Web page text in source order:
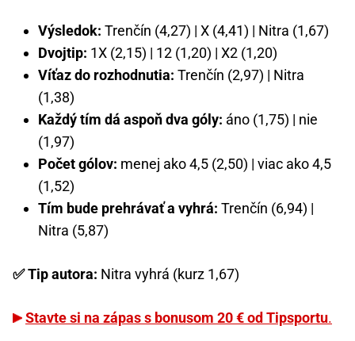
Výsledok: Trenčín (4,27) | X (4,41) | Nitra (1,67)
Dvojtip: 1X (2,15) | 12 (1,20) | X2 (1,20)
Víťaz do rozhodnutia: Trenčín (2,97) | Nitra
(1,38)
Každý tím dá aspoň dva góly: áno (1,75) | nie
(1,97)
Počet gólov: menej ako 4,5 (2,50) | viac ako 4,5
(1,52)
Tím bude prehrávať a vyhrá: Trenčín (6,94) |
Nitra (5,87)
✅ Tip autora: Nitra vyhrá (kurz 1,67)
Stavte si na zápas s bonusom 20 € od Tipsportu.